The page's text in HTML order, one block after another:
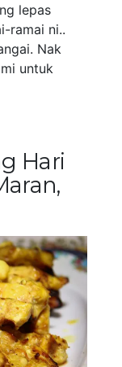
lepas
ramai ni..
Nak
untuk
Hari